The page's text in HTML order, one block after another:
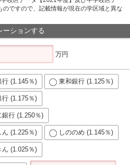
ですので、記載情報が現在の学区域と異な
ーションする
万円
行 (1.145％) 東和銀行 (1.125％)
行 (1.175％)
銀行 (1.250％)
ん (1.225％) しののめ (1.145％)
ん (1.025％)